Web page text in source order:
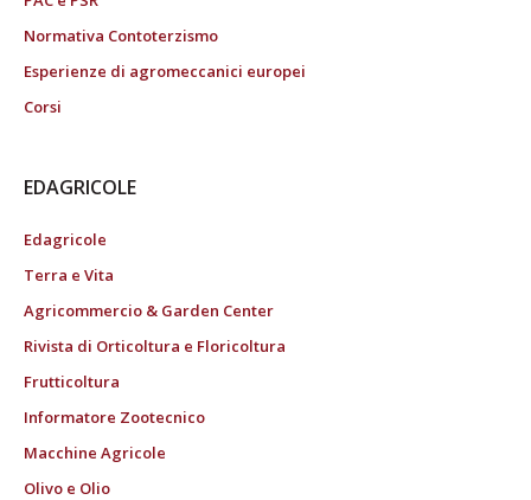
Normativa Contoterzismo
Esperienze di agromeccanici europei
Corsi
EDAGRICOLE
Edagricole
Terra e Vita
Agricommercio & Garden Center
Rivista di Orticoltura e Floricoltura
Frutticoltura
Informatore Zootecnico
Macchine Agricole
Olivo e Olio